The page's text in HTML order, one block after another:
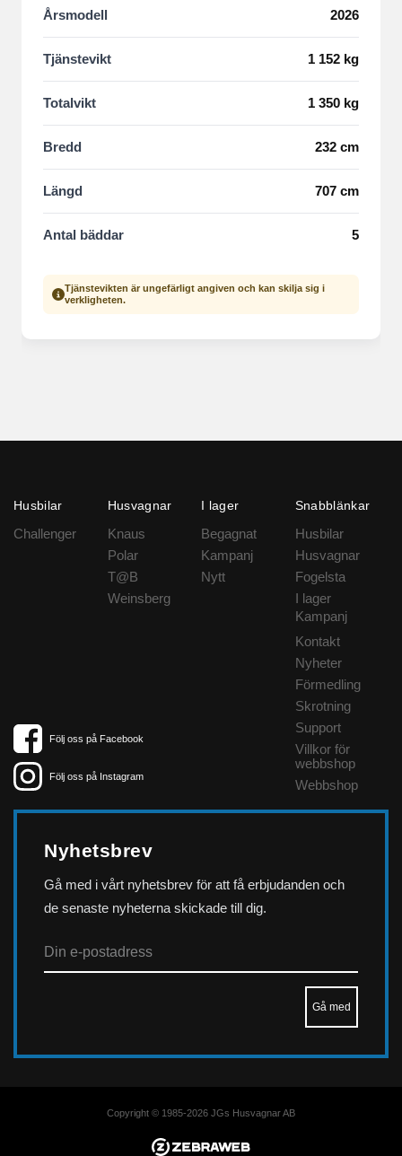
Årsmodell 2026
Tjänstevikt 1 152 kg
Totalvikt 1 350 kg
Bredd 232 cm
Längd 707 cm
Antal bäddar 5
Tjänstevikten är ungefärligt angiven och kan skilja sig i
verkligheten.
Husbilar
Challenger
Husvagnar
Knaus
Polar
T@B
Weinsberg
I lager
Begagnat
Kampanj
Nytt
Snabblänkar
Husbilar
Husvagnar
Fogelsta
I lager
Kampanj
Kontakt
Nyheter
Förmedling
Skrotning
Support
Villkor för
webbshop
Webbshop
Följ oss på Facebook
Följ oss på Instagram
Nyhetsbrev
Gå med i vårt nyhetsbrev för att få erbjudanden och
de senaste nyheterna skickade till dig.
Copyright © 1985-2026 JGs Husvagnar AB